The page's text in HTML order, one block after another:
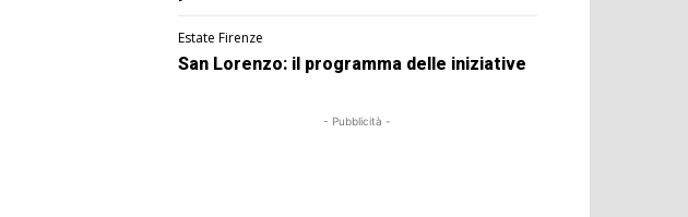
Estate Firenze
San Lorenzo: il programma delle iniziative
- Pubblicità -